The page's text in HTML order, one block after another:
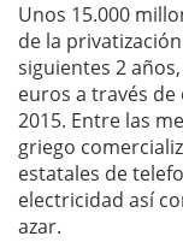
Unos 15.000
de la
siguientes 2
euros a través
2015. Entre las
griego
estatales de
electricidad así
azar.